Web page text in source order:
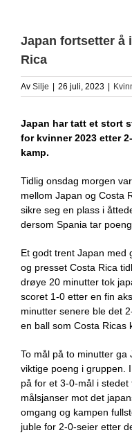
Japan fortsetter å
Rica
Av Silje 26 juli, 2023
Japan har tatt et stort
for kvinner 2023 etter
kamp.
Tidlig onsdag morgen
mellom Japan og Costa
sikre seg en plass i
dersom Spania tar
Et godt trent Japan med
og presset Costa Rica
drøye 20 minutter tok
scoret 1-0 etter en fin
minutter senere ble det
en ball som Costa Ricas
To mål på to minutter
viktige poeng i gruppen.
på for et 3-0-mål i
målsjanser mot det
omgang og kampen
juble for 2-0-seier etter